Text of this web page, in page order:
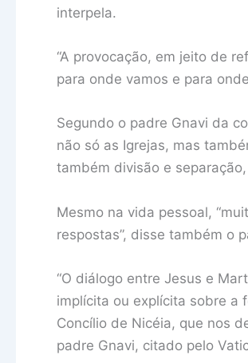
interpela.
“A provocação, em jeito de
para onde vamos e para
Segundo o padre Gnavi da
não só as Igrejas, mas
também divisão e
Mesmo na vida pessoal,
respostas”, disse também o
“O diálogo entre Jesus e
implícita ou explícita sobre a
Concílio de Nicéia, que nos
padre Gnavi, citado pelo